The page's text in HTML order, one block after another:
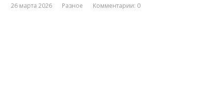
26 марта 2026 Разное Комментарии: 0